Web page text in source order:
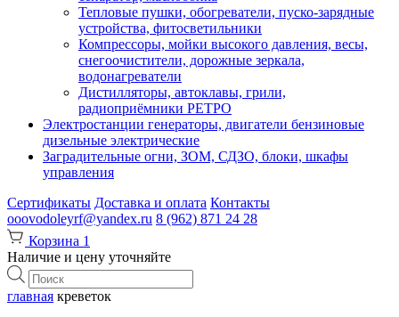
Тепловые пушки, обогреватели, пуско-зарядные
устройства, фитосветильники
Компрессоры, мойки высокого давления, весы,
снегоочистители, дорожные зеркала,
водонагреватели
Дистилляторы, автоклавы, грили,
радиоприёмники РЕТРО
Электростанции генераторы, двигатели бензиновые
дизельные электрические
Заградительные огни, ЗОМ, СДЗО, блоки, шкафы
управления
Сертификаты Доставка и оплата Контакты
ooovodoleyrf@yandex.ru 8 (962) 871 24 28
Корзина 1
Наличие и цену уточняйте
Поиск
товаров
главная креветок